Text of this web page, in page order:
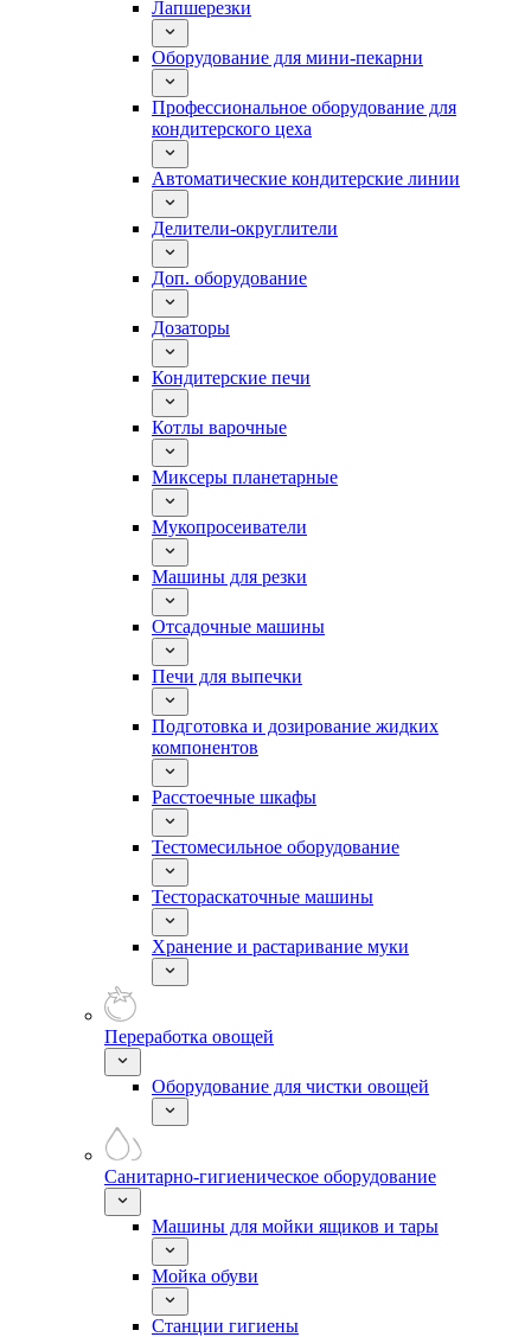
Лапшерезки
Оборудование для мини-пекарни
Профессиональное оборудование для
кондитерского цеха
Автоматические кондитерские линии
Делители-округлители
Доп. оборудование
Дозаторы
Кондитерские печи
Котлы варочные
Миксеры планетарные
Мукопросеиватели
Машины для резки
Отсадочные машины
Печи для выпечки
Подготовка и дозирование жидких
компонентов
Расстоечные шкафы
Тестомесильное оборудование
Тестораскаточные машины
Хранение и растаривание муки
Переработка овощей
Оборудование для чистки овощей
Санитарно-гигиеническое оборудование
Машины для мойки ящиков и тары
Мойка обуви
Станции гигиены